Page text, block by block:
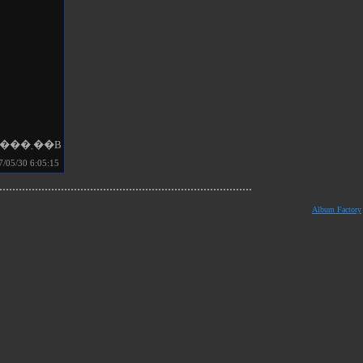
�E�B���[�E�B���[����̕��i��s����ɃA�b�v���[�h���Ă����܂��B
30 6:05:15
Album Factory